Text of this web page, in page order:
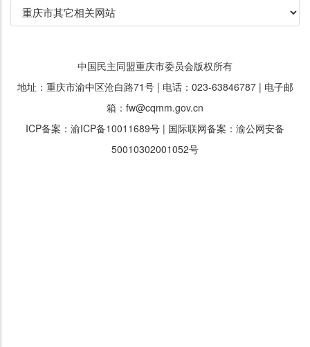
中国民主同盟重庆市委员会版权所有
地址：重庆市渝中区沧白路71号 | 电话：023-63846787 | 电子邮
箱：fw@cqmm.gov.cn
ICP备案：渝ICP备10011689号 | 国际联网备案：渝公网安备
50010302001052号